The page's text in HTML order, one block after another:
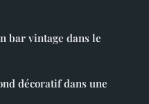
bar vintage dans le
décoratif dans une